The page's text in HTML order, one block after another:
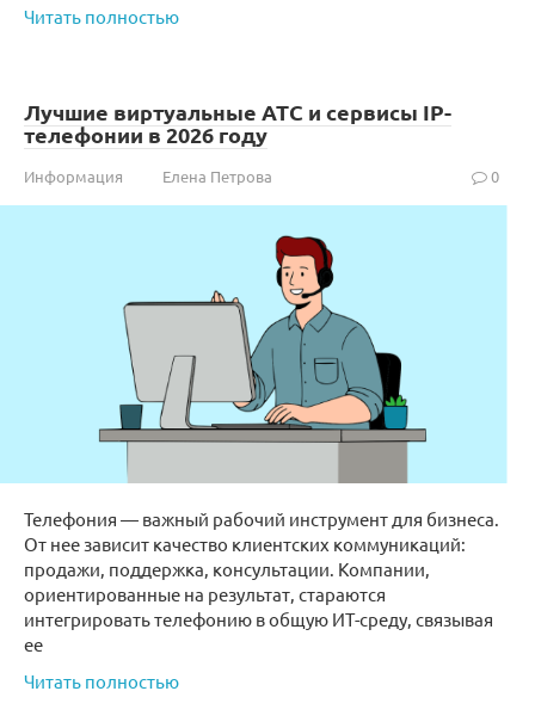
Читать полностью
Лучшие виртуальные АТС и сервисы IP-
телефонии в 2026 году
Информация Елена Петрова 0
Телефония — важный рабочий инструмент для бизнеса.
От нее зависит качество клиентских коммуникаций:
продажи, поддержка, консультации. Компании,
ориентированные на результат, стараются
интегрировать телефонию в общую ИТ-среду, связывая
ее
Читать полностью